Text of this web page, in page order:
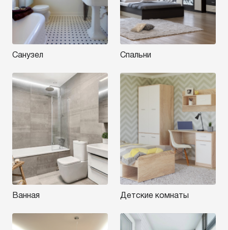
Санузел Спальни
Ванная Детские комнаты